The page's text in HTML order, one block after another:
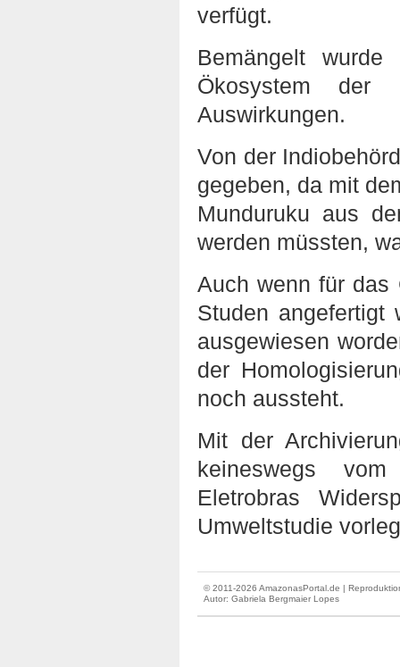
verfügt.
Bemängelt
Ökosystem der
Auswirkungen.
Von der
gegeben, da mit
Munduruku aus
werden müssten,
Auch wenn für das
Studen
ausgewiesen
der
noch aussteht.
Mit der
keineswegs
Eletrobras
Umweltstudie
© 2011-2026 AmazonasPortal.de |
Autor: Gabriela Bergmaier Lopes